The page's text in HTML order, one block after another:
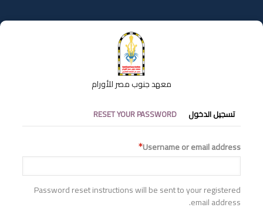
إلى
المحتوى
معهد جنوب مصر للأورام
التبويبات
الأساسية
تسجيل الدخول RESET YOUR PASSWORD
Username or email address
Password reset instructions will be sent to your registered
email address.